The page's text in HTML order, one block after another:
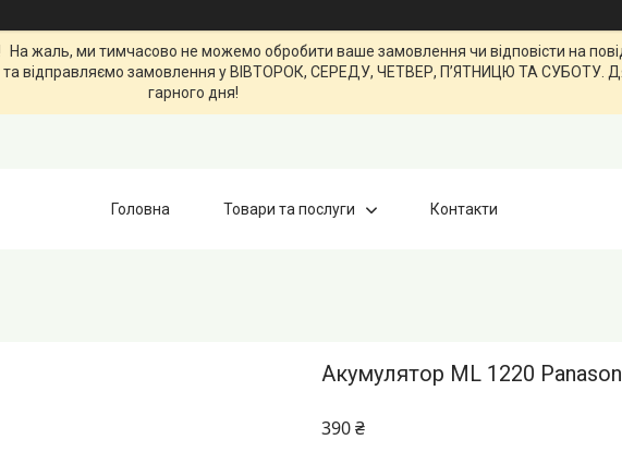
ми тимчасово не можемо обробити ваше замовлення чи відповісти на
відправляємо замовлення у ВІВТОРОК, СЕРЕДУ, ЧЕТВЕР, ПʼЯТНИЦЮ ТА СУБОТУ.
гарного дня!
Головна Товари та послуги Контакти
Акумулятор ML 1220
390 ₴